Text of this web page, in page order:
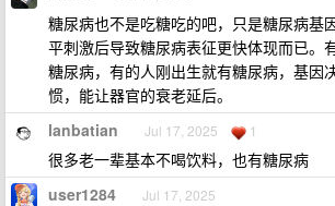
糖尿病也不是吃糖吃的吧，只是糖尿病基
平刺激后导致糖尿病表征更快体现而已。
糖尿病，有的人刚出生就有糖尿病，基因
惯，能让器官的衰老延后。
lanbatian Jul 17, 2025 1
很多老一辈基本不喝饮料，也有糖尿病
user1284 Jul 17, 2025